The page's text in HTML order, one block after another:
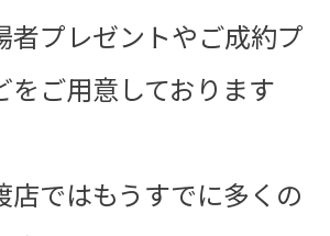
ゼントやご成約プ
をご用意しております
もうすでに多くの